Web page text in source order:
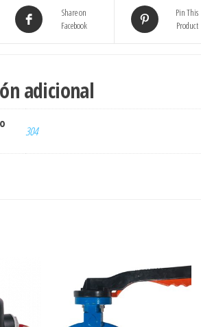
Share on
Facebook
Pin This
Product
adicional
304